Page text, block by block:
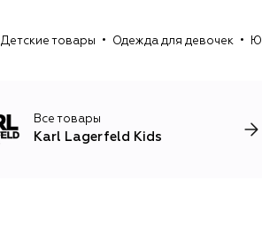
Детские товары Одежда для девочек
Все товары
Karl Lagerfeld Kids